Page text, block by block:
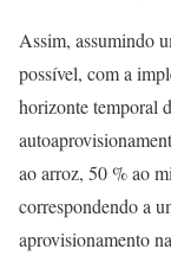
Assim, assumindo
possível, com a
horizonte temporal
ao arroz, 50 % ao
correspondendo a
aprovisionamento